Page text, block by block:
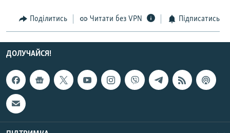
Поділитись Читати без VPN Підписатись
ДОЛУЧАЙСЯ!